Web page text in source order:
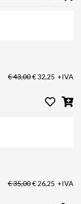
€ 43,00€ 32,25 +IVA
€ 35,00€ 26,25 +IVA